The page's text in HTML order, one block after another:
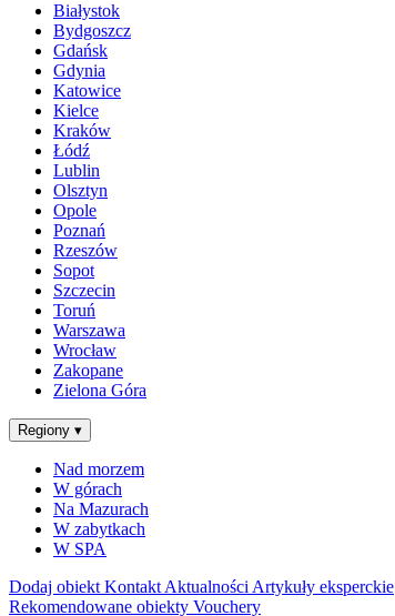
Białystok
Bydgoszcz
Gdańsk
Gdynia
Katowice
Kielce
Kraków
Łódź
Lublin
Olsztyn
Opole
Poznań
Rzeszów
Sopot
Szczecin
Toruń
Warszawa
Wrocław
Zakopane
Zielona Góra
Regiony ▾
Nad morzem
W górach
Na Mazurach
W zabytkach
W SPA
Dodaj obiekt Kontakt Aktualności Artykuły eksperckie
Rekomendowane obiekty Vouchery